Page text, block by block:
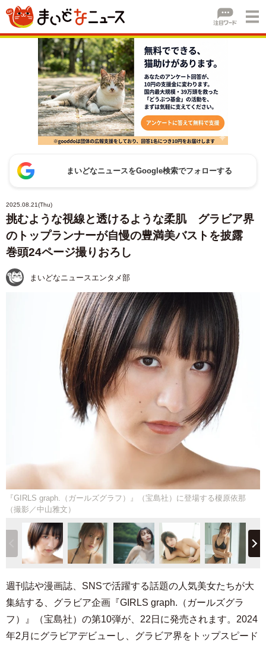
まいどなニュースをGoogle検索でフォローする
2025.08.21(Thu)
挑むような視線と透けるような柔肌 グラビア界
のトップランナーが自慢の豊満美バストを披露
巻頭24ページ撮りおろし
まいどなニュースエンタメ部
『GIRLS graph.（ガールズグラフ）』（宝島社）に登場する榎原依那
（撮影／中山雅文）
週刊誌や漫画誌、SNSで活躍する話題の人気美女たちが大
集結する、グラビア企画『GIRLS graph.（ガールズグラ
フ）』（宝島社）の第10弾が、22日に発売されます。2024
年2月にグラビアデビューし、グラビア界をトップスピード